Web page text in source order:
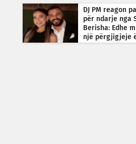
DJ PM reagon
për ndarje nga
Berisha: Edhe
një përgjigjeje